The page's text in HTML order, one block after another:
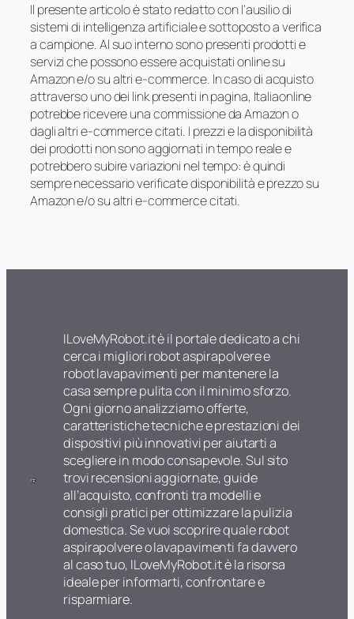
Il presente articolo è stato redatto con l’ausilio di
sistemi di intelligenza artificiale e sottoposto a verifica
a campione. Al suo interno sono presenti prodotti e
servizi che possono essere acquistati online su
Amazon e/o su altri e-commerce. In caso di acquisto
attraverso uno dei link presenti in pagina, Italiaonline
potrebbe ricevere una commissione da Amazon o
dagli altri e-commerce citati. I prezzi e la disponibilità
dei prodotti non sono aggiornati in tempo reale e
potrebbero subire variazioni nel tempo: è quindi
sempre necessario verificate disponibilità e prezzo su
Amazon e/o su altri e-commerce citati.
ILoveMyRobot.it è il portale dedicato a chi
cerca i migliori robot aspirapolvere e
robot lavapavimenti per mantenere la
casa sempre pulita con il minimo sforzo.
Ogni giorno analizziamo offerte,
caratteristiche tecniche e prestazioni dei
dispositivi più innovativi per aiutarti a
scegliere in modo consapevole. Sul sito
trovi recensioni aggiornate, guide
all’acquisto, confronti tra modelli e
consigli pratici per ottimizzare la pulizia
domestica. Se vuoi scoprire quale robot
aspirapolvere o lavapavimenti fa davvero
al caso tuo, ILoveMyRobot.it è la risorsa
ideale per informarti, confrontare e
risparmiare.